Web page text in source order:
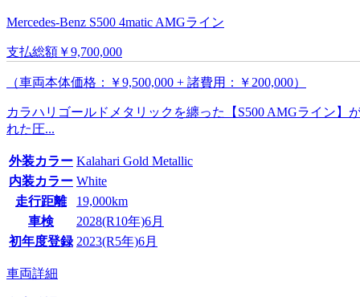
Mercedes-Benz S500 4matic AMGライン
支払総額 ￥9,700,000
（車両本体価格：￥9,500,000 + 諸費用：￥200,000）
カラハリゴールドメタリックを纏った【S500 AMGライン
れた圧...
外装カラー Kalahari Gold Metallic
内装カラー White
走行距離
19,000km
車検
2028(R10年)6月
初年度登録 2023(R5年)6月
車両詳細